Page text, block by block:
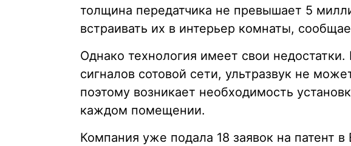
толщина передатчика не превышает 5
встраивать их в интерьер комнаты,
Однако технология имеет свои
сигналов сотовой сети, ультразвук не
поэтому возникает необходимость
каждом помещении.
Компания уже подала 18 заявок на патент